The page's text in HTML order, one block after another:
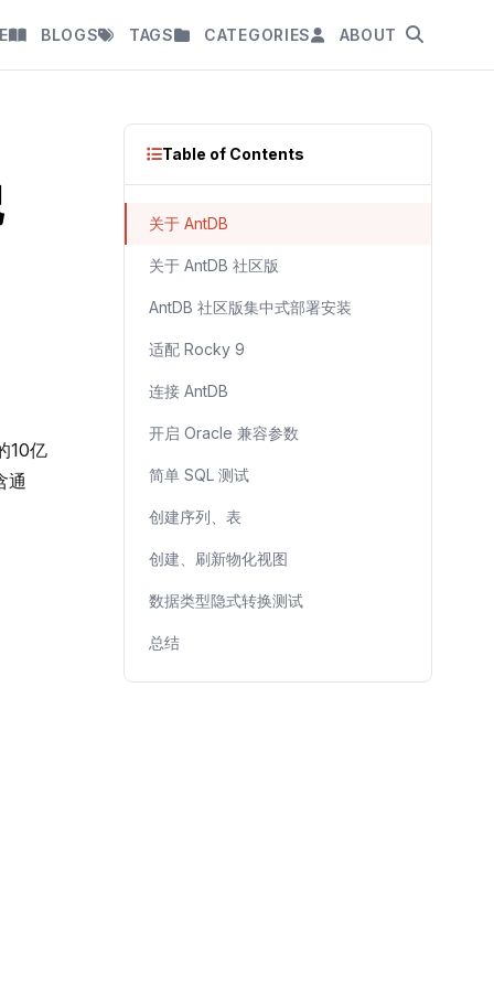
BLOGS TAGS CATEGORIES ABOUT
10亿
通
Table of Contents
关于 AntDB
关于 AntDB 社区版
AntDB 社区版集中式部署安装
适配 Rocky 9
连接 AntDB
开启 Oracle 兼容参数
简单 SQL 测试
创建序列、表
创建、刷新物化视图
数据类型隐式转换测试
总结